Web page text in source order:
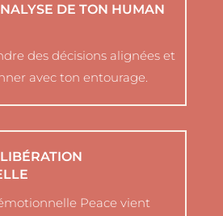
DE TON HUMAN
des décisions alignées et
avec ton entourage.
Peace vient